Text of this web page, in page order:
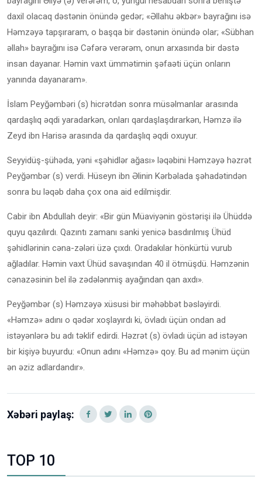
daxil olacaq dəstənin önündə gedər; «Əllahu əkbər» bayrağını isə
Həmzəyə tapşıraram, o başqa bir dəstənin önündə olar; «Sübhan
əllah» bayrağını isə Cəfərə verərəm, onun arxasında bir dəstə
insan dayanar. Həmin vaxt ümmətimin şəfaəti üçün onların
yanında dayanaram».
İslam Peyğəmbəri (s) hicrətdən sonra müsəlmanlar arasında
qardaşlıq əqdi yaradarkən, onları qardaşlaşdırarkən, Həmzə ilə
Zeyd ibn Harisə arasında da qardaşlıq əqdi oxuyur.
Seyyidüş-şühəda, yəni «şəhidlər ağası» ləqəbini Həmzəyə həzrət
Peyğəmbər (s) verdi. Hüseyn ibn Əlinin Kərbəlada şəhadətindən
sonra bu ləqəb daha çox ona aid edilmişdir.
Cabir ibn Abdullah deyir: «Bir gün Müaviyənin göstərişi ilə Ühüddə
quyu qazılırdı. Qazıntı zamanı sanki yenicə basdırılmış Ühüd
şəhidlərinin cəna-zələri üzə çıxdı. Oradakılar hönkürtü vurub
ağladılar. Həmin vaxt Ühüd savaşından 40 il ötmüşdü. Həmzənin
cənazəsinin bel ilə zədələnmiş ayağından qan axdı».
Peyğəmbər (s) Həmzəyə xüsusi bir məhəbbət bəsləyirdi.
«Həmzə» adını o qədər xoşlayırdı ki, övladı üçün ondan ad
istəyənlərə bu adı təklif edirdi. Həzrət (s) övladı üçün ad istəyən
bir kişiyə buyurdu: «Onun adını «Həmzə» qoy. Bu ad mənim üçün
ən əziz adlardandır».
Xəbəri paylaş:
TOP 10